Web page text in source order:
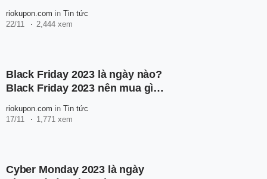
riokupon.com in Tin tức
22/11
2,444 xem
Black Friday 2023 là ngày nào?
Black Friday 2023 nên mua gì
riokupon.com in Tin tức
17/11
1,771 xem
Cyber Monday 2023 là ngày